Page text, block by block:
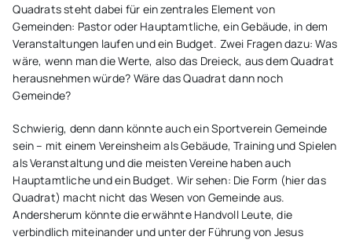
Quadrats steht dabei für ein zentrales Element von
Gemeinden: Pastor oder Hauptamtliche, ein Gebäude, in dem
Veranstaltungen laufen und ein Budget. Zwei Fragen dazu: Was
wäre, wenn man die Werte, also das Dreieck, aus dem Quadrat
herausnehmen würde? Wäre das Quadrat dann noch
Gemeinde?
Schwierig, denn dann könnte auch ein Sportverein Gemeinde
sein – mit einem Vereinsheim als Gebäude, Training und Spielen
als Veranstaltung und die meisten Vereine haben auch
Hauptamtliche und ein Budget. Wir sehen: Die Form (hier das
Quadrat) macht nicht das Wesen von Gemeinde aus.
Andersherum könnte die erwähnte Handvoll Leute, die
verbindlich miteinander und unter der Führung von Jesus